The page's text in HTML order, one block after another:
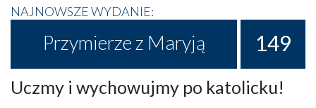
NAJNOWSZE WYDANIE:
Przymierze z Maryją 149
Uczmy i wychowujmy po katolicku!